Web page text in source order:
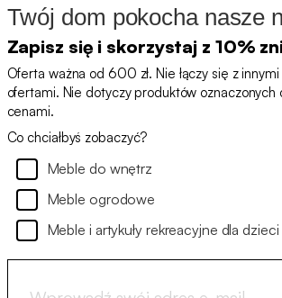
Twój dom pokocha nasze
Zapisz się i skorzystaj z 10%
Oferta ważna od 600 zł. Nie łączy się z
ofertami. Nie dotyczy produktów oznaczonych
cenami.
Co chciałbyś zobaczyć?
Meble do wnętrz
Meble ogrodowe
Meble i artykuły rekreacyjne dla dzieci